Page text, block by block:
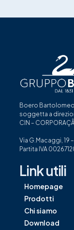
Boero
soggetta a
CIN –
Via G.Macaggi, 19
Partita IVA
Link utili
Homepage
Prodotti
Chi siamo
Download